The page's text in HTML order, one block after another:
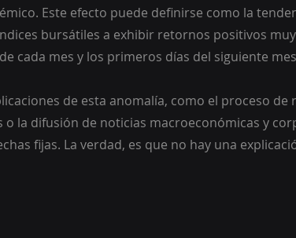
Este efecto puede definirse como la
bursátiles a exhibir retornos positivos
cada mes y los primeros días del siguiente
de esta anomalía, como el proceso de
la difusión de noticias macroeconómicas y
fijas. La verdad, es que no hay una